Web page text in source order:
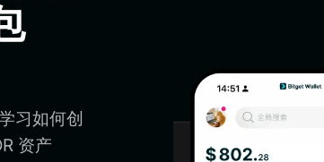
习如何创
资产